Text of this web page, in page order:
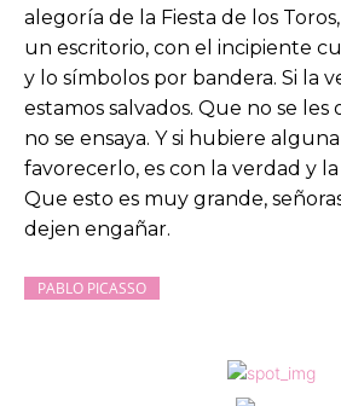
alegoría de la Fiesta de los
un escritorio, con el incipiente
y lo símbolos por bandera. Si la
estamos salvados. Que no se
no se ensaya. Y si hubiere
favorecerlo, es con la verdad y
Que esto es muy grande,
dejen engañar.
PABLO PICASSO